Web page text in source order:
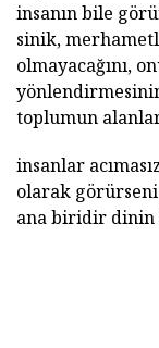
insanın bile
sinik, merhametli
olmayacağını,
toplumun
insanlar
olarak
ana biridir dinin